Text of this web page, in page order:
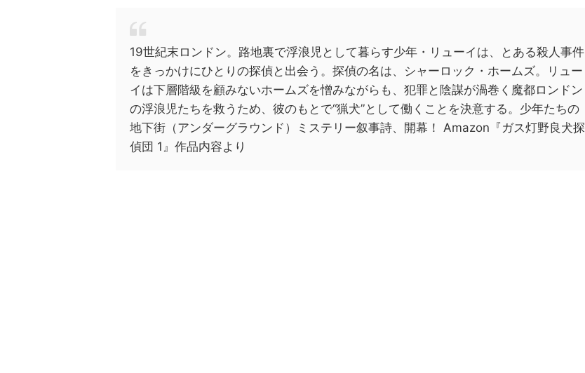
19世紀末ロンドン。路地裏で浮浪児として暮らす少年・リューイは、とある殺人事件
をきっかけにひとりの探偵と出会う。探偵の名は、シャーロック・ホームズ。リュー
イは下層階級を顧みないホームズを憎みながらも、犯罪と陰謀が渦巻く魔都ロンドン
の浮浪児たちを救うため、彼のもとで“猟犬”として働くことを決意する。少年たちの
地下街（アンダーグラウンド）ミステリー叙事詩、開幕！ Amazon『ガス灯野良犬探
偵団 1』作品内容より